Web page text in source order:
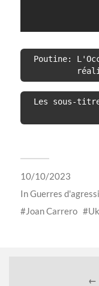
Poutine:
Les sous-
10/10/2023
InGuerres
Joan Carrero
←